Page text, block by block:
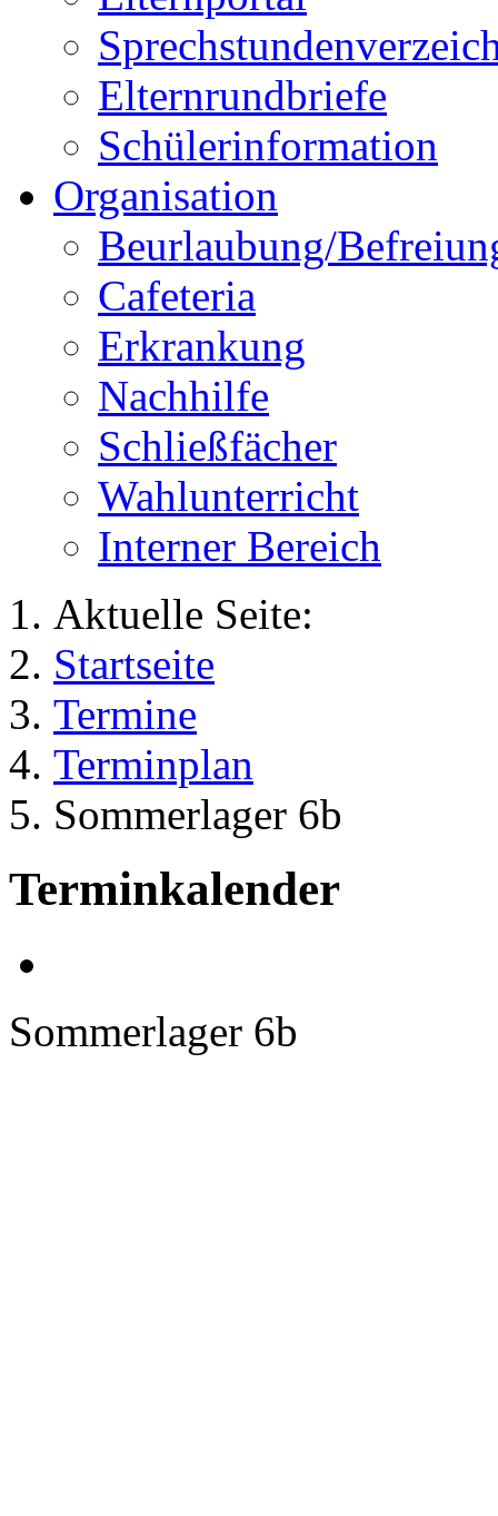
Elternrundbriefe
Schülerinformation
Organisation
Beurlaubung/
Cafeteria
Erkrankung
Nachhilfe
Schließfächer
Wahlunterricht
Interner Bereich
Aktuelle Seite:
Startseite
Termine
Terminplan
Sommerlager 6b
Terminkalender
Sommerlager 6b